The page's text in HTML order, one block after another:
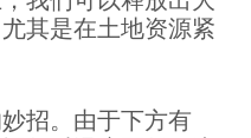
其是在土地资源紧
招。由于下方有